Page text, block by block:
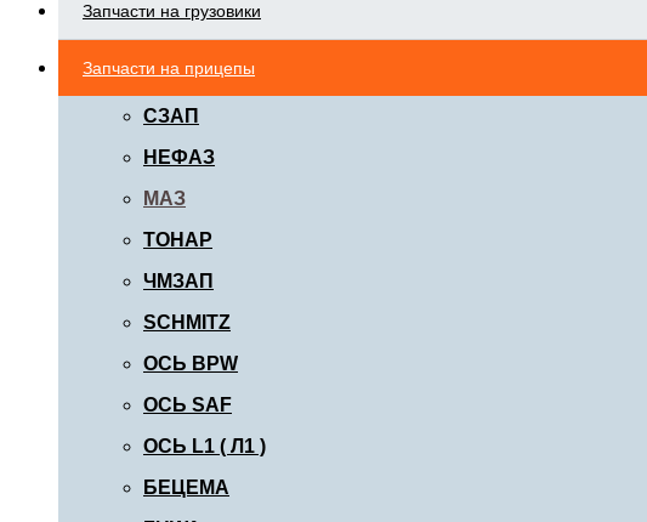
Запчасти на грузовики
Запчасти на прицепы
СЗАП
НЕФАЗ
МАЗ
ТОНАР
ЧМЗАП
SCHMITZ
ОСЬ BPW
ОСЬ SAF
ОСЬ L1 ( Л1 )
БЕЦЕМА